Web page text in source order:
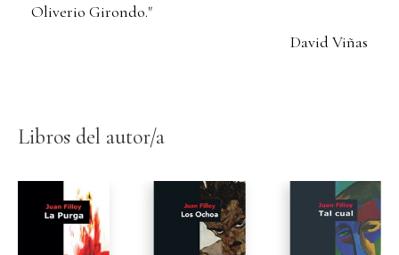
Oliverio Girondo."
David Viñas
Libros del autor/a